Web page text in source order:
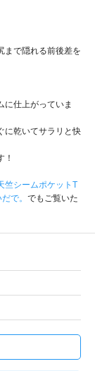
まで隠れる前後差を
に仕上がっていま
に乾いてサラリと快
！
シームポケットT
で。 でもご覧いた